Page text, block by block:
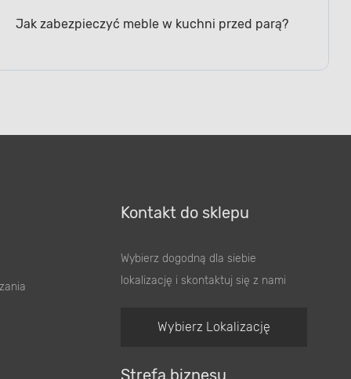
Jak zabezpieczyć meble w kuchni przed parą?
Kontakt do sklepu
Wybierz dogodną dla siebie
lokalizację i skontaktuj się z nami
Wybierz Lokalizację